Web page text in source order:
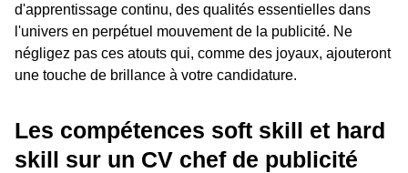
d'apprentissage continu, des qualités essentielles dans
l'univers en perpétuel mouvement de la publicité. Ne
négligez pas ces atouts qui, comme des joyaux, ajouteront
une touche de brillance à votre candidature.
Les compétences soft skill et hard
skill sur un CV chef de publicité